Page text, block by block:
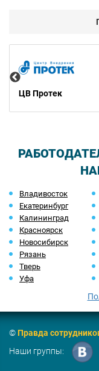
ЦВ Протек
Владивосток
Екатеринбург
Калининград
Красноярск
Новосибирск
Рязань
Тверь
Уфа
©Правда
Наши группы: